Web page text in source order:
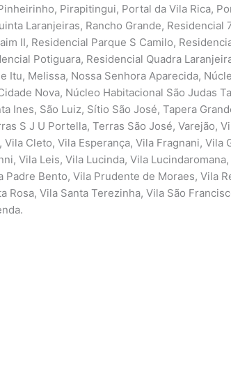
Pirapitingui, Portal da Vila Rica,
Laranjeiras, Rancho Grande, Residencial
II, Residencial Parque S Camilo,
Potiguara, Residencial Quadra
Itu, Melissa, Nossa Senhora Aparecida,
Nova, Núcleo Habitacional São Judas
Ines, São Luiz, Sítio São José, Tapera
S J U Portella, Terras São José, Varejão,
Vila Cleto, Vila Esperança, Vila Fragnani, Vila
Vila Leis, Vila Lucinda, Vila
Padre Bento, Vila Prudente de Moraes, Vila
Rosa, Vila Santa Terezinha, Vila São